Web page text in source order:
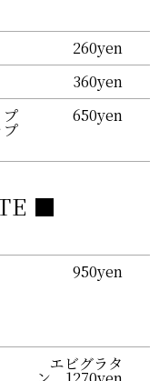
260yen
360yen
プ
650yen
■
950yen
エビグラタ